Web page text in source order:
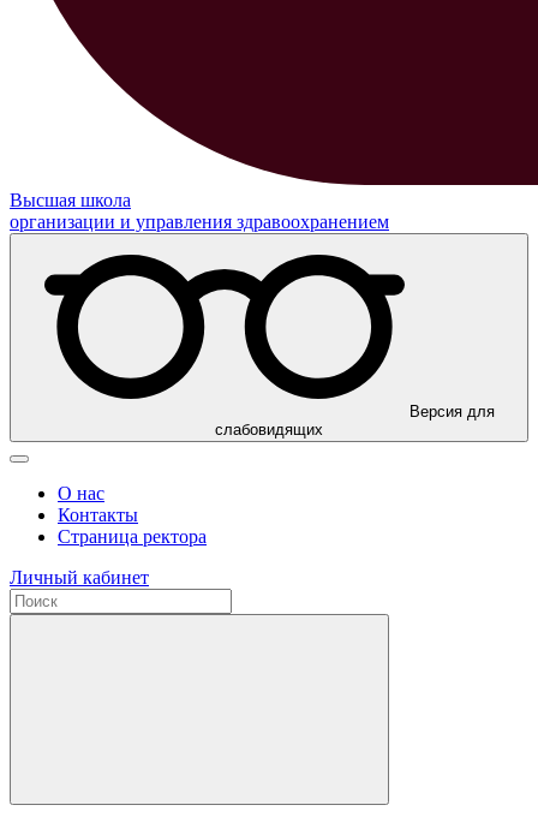
Высшая школа
организации и управления здравоохранением
Версия для
слабовидящих
О нас
Контакты
Страница ректора
Личный кабинет